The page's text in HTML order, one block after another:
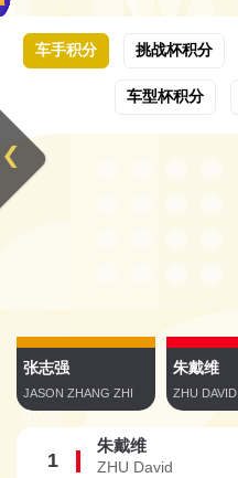
车手积分 挑战杯积分
车型杯积分
张志强
JASON ZHANG ZHI
QIANG
朱戴维
ZHU DAVID
1
朱戴维
ZHU David